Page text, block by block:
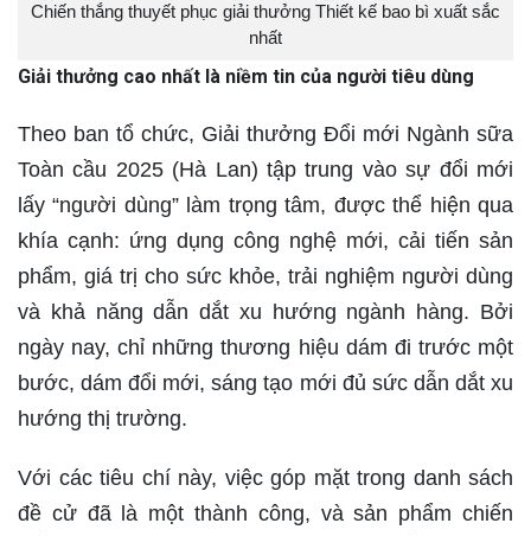
Chiến thắng thuyết phục giải thưởng Thiết kế bao bì xuất sắc
nhất
Giải thưởng cao nhất là niềm tin của người tiêu dùng
Theo ban tổ chức, Giải thưởng Đổi mới Ngành sữa
Toàn cầu 2025 (Hà Lan) tập trung vào sự đổi mới
lấy “người dùng” làm trọng tâm, được thể hiện qua
khía cạnh: ứng dụng công nghệ mới, cải tiến sản
phẩm, giá trị cho sức khỏe, trải nghiệm người dùng
và khả năng dẫn dắt xu hướng ngành hàng. Bởi
ngày nay, chỉ những thương hiệu dám đi trước một
bước, dám đổi mới, sáng tạo mới đủ sức dẫn dắt xu
hướng thị trường.
Với các tiêu chí này, việc góp mặt trong danh sách
đề cử đã là một thành công, và sản phẩm chiến